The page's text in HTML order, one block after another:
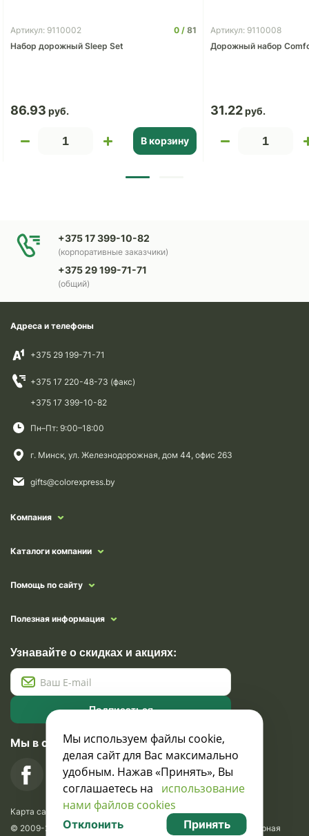
Артикул: 9110002 0
81
Набор дорожный Sleep Set
86.93
В корзину
Артикул: 9110008
Дорожный набор
31.22
+375 17 399-10-82
(корпоративные заказчики)
+375 29 199-71-71
(общий)
Адреса и телефоны
+375 29 199-71-71
+375 17 220-48-73 (факс)
+375 17 399-10-82
Пн–Пт: 9:00–18:00
г. Минск, ул. Железнодорожная, дом 44, офис 263
gifts@colorexpress.by
Компания
Каталоги компании
Помощь по сайту
Полезная информация
Узнавайте о скидках и акциях:
Подписаться
Мы в социальных сетях
Карта сайта
© 2009-2026 Krasavik.by. Сувениры оптом. Рекламно-сувенирная
Мы используем файлы cookie,
делая сайт для Вас максимально
удобным. Нажав «Принять», Вы
соглашаетесь на использование
нами файлов cookies
Отклонить Принять